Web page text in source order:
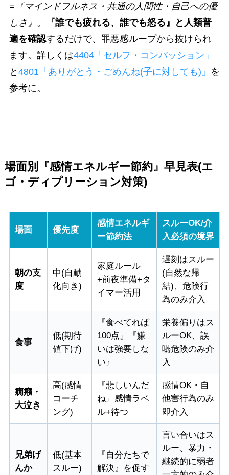
=『マインドフルネス・共通の人間性・自己への優
しさ』 。
『誰でも疲れる、誰でも怒る』と人類普
遍を確認するだけで、罪悪感ループから抜けられ
ます。詳しくは4404「セルフ・コンパッション」
と 4801「ありがとう・ごめんね(子に対しても)」 を
参考に。
場面別『感情エネルギー節約』早見表(エ
ゴ・ディプリーション対策)
場面 優先度
感情エネルギ
ー節約法
スルーOK/介
入必須の境界
朝の支
度
中(自動
化向き)
家庭ルール
+前夜準備+タ
イマー活用
遅刻はスルー
(自然な帰
結)、危険行
為のみ介入
食事
低(期待
値下げ)
『食べてれば
100点』『嫌
いは強要しな
い』
栄養偏りはス
ルーOK、誤
嚥危険のみ介
入
癇癪・
大泣き
高(感情
コーチ
ング)
『悲しいんだ
ね』感情ラベ
ル+待つ
感情OK・自
他害行為のみ
即介入
兄弟げ
んか
低(基本
スルー)
『自分たちで
解決』を促す
言い合いはス
ルー、暴力・
継続的に弱者